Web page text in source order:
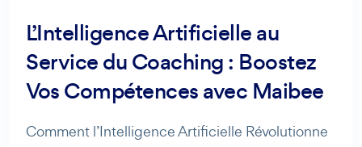
L’Intelligence Artificielle au
Service du Coaching : Boostez
Vos Compétences avec Maibee
Comment l’Intelligence Artificielle Révolutionne